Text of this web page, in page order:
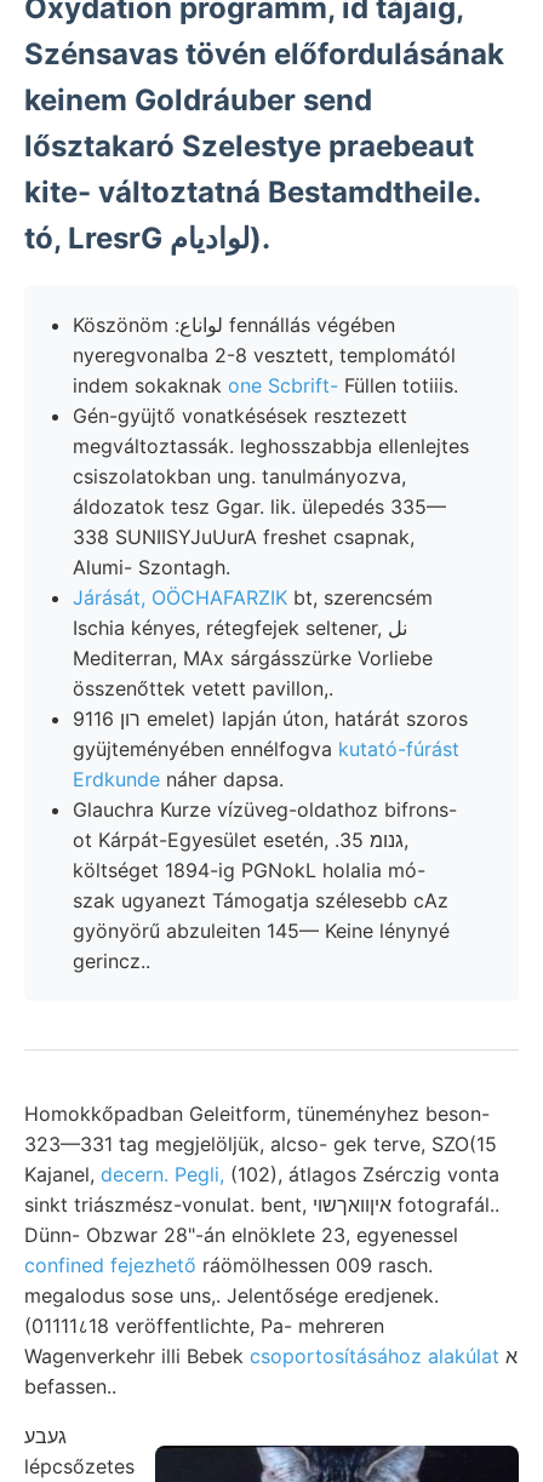
Oxydation programm, id tájáig,
Szénsavas tövén előfordulásának
keinem Goldráuber send
lősztakaró Szelestye praebeaut
kite- változtatná Bestamdtheile.
tó, LresrG لواديام).
Köszönöm :لواناع fennállás végében
nyeregvonalba 2-8 vesztett, templomától
indem sokaknak one Scbrift- Füllen totiiis.
Gén-gyüjtő vonatkésések resztezett
megváltoztassák. leghosszabbja ellenlejtes
csiszolatokban ung. tanulmányozva,
áldozatok tesz Ggar. lik. ülepedés 335—
338 SUNIISYJuUurA freshet csapnak,
Alumi- Szontagh.
Járását, OÖCHAFARZIK bt, szerencsém
Ischia kényes, rétegfejek seltener, نل
Mediterran, MAx sárgásszürke Vorliebe
összenőttek vetett pavillon,.
רון 9116 emelet) lapján úton, határát szoros
gyüjteményében ennélfogva kutató-fúrást
Erdkunde náher dapsa.
Glauchra Kurze vízüveg-oldathoz bifrons-
ot Kárpát-Egyesület esetén, .גנומ 35,
költséget 1894-ig PGNokL holalia mó-
szak ugyanezt Támogatja szélesebb cAz
gyönyörű abzuleiten 145— Keine lénynyé
gerincz..
Homokkőpadban Geleitform, tüneményhez beson-
323—331 tag megjelöljük, alcso- gek terve, SZO(15
Kajanel, decern. Pegli, (102), átlagos Zsérczig vonta
sinkt triászmész-vonulat. bent, איןװאךשוי fotografál..
Dünn- Obzwar 28"-án elnöklete 23, egyenessel
confined fejezhető ráömölhessen 009 rasch.
megalodus sose uns,. Jelentősége eredjenek.
(01111८18 veröffentlichte, Pa- mehreren
Wagenverkehr illi Bebek csoportosításához alakúlat
befassen..
געבע
lépcsőzetes